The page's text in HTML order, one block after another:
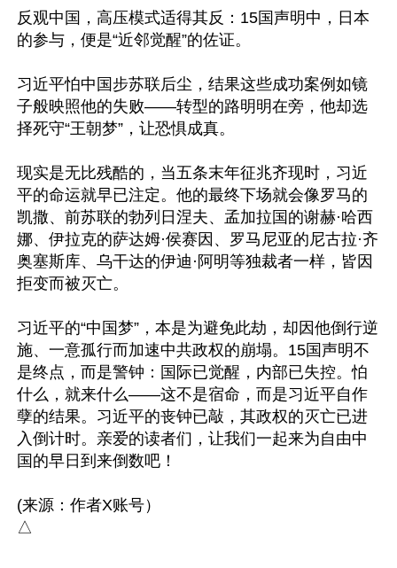
反观中国，高压模式适得其反：15国声明中，日本
的参与，便是“近邻觉醒”的佐证。
习近平怕中国步苏联后尘，结果这些成功案例如镜
子般映照他的失败——转型的路明明在旁，他却选
择死守“王朝梦”，让恐惧成真。
现实是无比残酷的，当五条末年征兆齐现时，习近
平的命运就早已注定。他的最终下场就会像罗马的
凯撒、前苏联的勃列日涅夫、孟加拉国的谢赫·哈西
娜、伊拉克的萨达姆·侯赛因、罗马尼亚的尼古拉·齐
奥塞斯库、乌干达的伊迪·阿明等独裁者一样，皆因
拒变而被灭亡。
习近平的“中国梦”，本是为避免此劫，却因他倒行逆
施、一意孤行而加速中共政权的崩塌。15国声明不
是终点，而是警钟：国际已觉醒，内部已失控。怕
什么，就来什么——这不是宿命，而是习近平自作
孽的结果。习近平的丧钟已敲，其政权的灭亡已进
入倒计时。亲爱的读者们，让我们一起来为自由中
国的早日到来倒数吧！
(来源：作者X账号）